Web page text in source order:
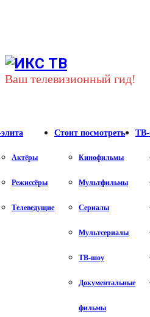
Ваш телевизионный гид!
Актёры
Режиссёры
Телеведущие
Стоит посмотреть
Кинофильмы
Мультфильмы
Сериалы
Мультсериалы
ТВ-шоу
Документальные
фильмы
ТВ-